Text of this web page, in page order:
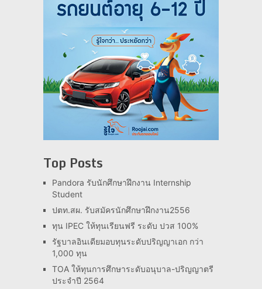
Top Posts
Pandora รับนักศึกษาฝึกงาน Internship
Student
ปตท.สผ. รับสมัครนักศึกษาฝึกงาน2556
ทุน IPEC ให้ทุนเรียนฟรี ระดับ ปวส 100%
รัฐบาลอินเดียมอบทุนระดับปริญญาเอก กว่า
1,000 ทุน
TOA ให้ทุนการศึกษาระดับอนุบาล-ปริญญาตรี
ประจำปี 2564